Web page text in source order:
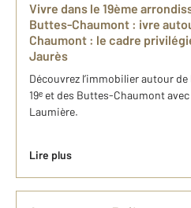
Vivre dans le 19ème
Buttes-Chaumont : ivre
Chaumont : le cadre
Jaurès
Découvrez l’immobilier autour
19ᵉ et des Buttes-Chaumont
Laumière.
Lire plus